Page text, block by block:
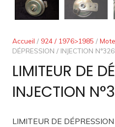
Accueil / 924 / 1976>1985 /
DÉPRESSION / INJECTION
LIMITEUR DE
INJECTION
LIMITEUR DE